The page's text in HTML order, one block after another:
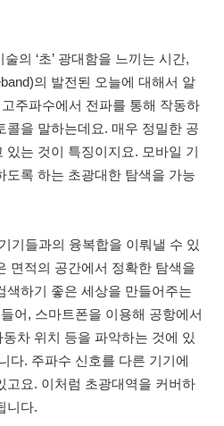
의 ‘초’ 광대함을 느끼는 시간,
의 발전된 오늘에 대해서 알
주파수에서 전파를 통해 작동하
콜을 말하는데요. 매우 정밀한 공
는 것이 특징이지요. 모바일 기
도록 하는 초광대한 탐색을 가능
기들과의 융복합을 이뤄낼 수 있
면적의 공간에서 정확한 탐색을
색하기 좋은 세상을 만들어주는
어, 스마트폰을 이용해 공항에서
차 위치 등을 파악하는 것에 있
다. 주파수 신호를 다른 기기에
고요. 이처럼 초광대역을 커버하
니다.